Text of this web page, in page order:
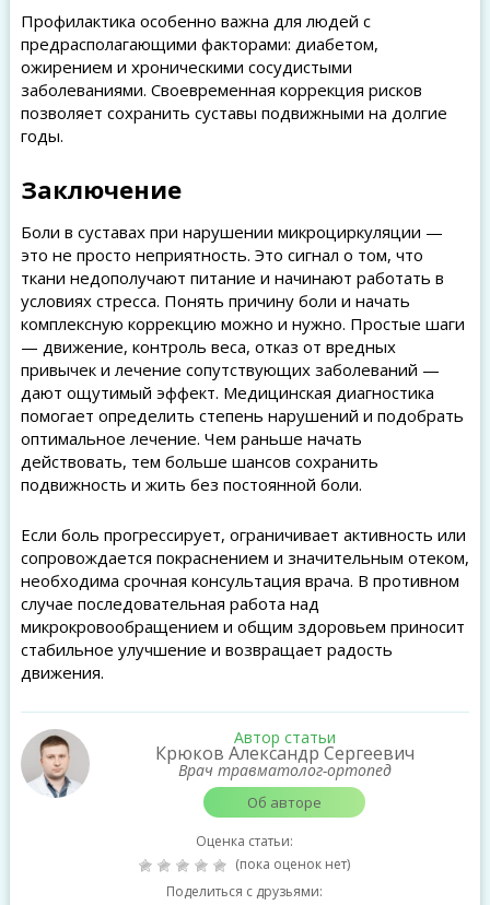
Профилактика особенно важна для людей с
предрасполагающими факторами: диабетом,
ожирением и хроническими сосудистыми
заболеваниями. Своевременная коррекция рисков
позволяет сохранить суставы подвижными на долгие
годы.
Заключение
Боли в суставах при нарушении микроциркуляции —
это не просто неприятность. Это сигнал о том, что
ткани недополучают питание и начинают работать в
условиях стресса. Понять причину боли и начать
комплексную коррекцию можно и нужно. Простые шаги
— движение, контроль веса, отказ от вредных
привычек и лечение сопутствующих заболеваний —
дают ощутимый эффект. Медицинская диагностика
помогает определить степень нарушений и подобрать
оптимальное лечение. Чем раньше начать
действовать, тем больше шансов сохранить
подвижность и жить без постоянной боли.
Если боль прогрессирует, ограничивает активность или
сопровождается покраснением и значительным отеком,
необходима срочная консультация врача. В противном
случае последовательная работа над
микрокровообращением и общим здоровьем приносит
стабильное улучшение и возвращает радость
движения.
Автор статьи
Крюков Александр Сергеевич
Врач травматолог-ортопед
Об авторе
Оценка статьи:
(пока оценок нет)
Поделиться с друзьями: